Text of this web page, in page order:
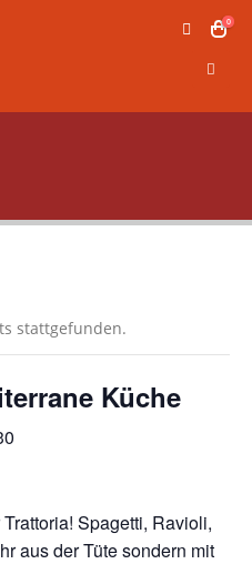
0
stattgefunden.
Küche
Spagetti, Ravioli,
aus der Tüte sondern mit